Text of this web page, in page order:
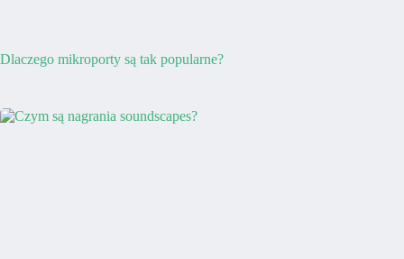
Dlaczego mikroporty są tak popularne?